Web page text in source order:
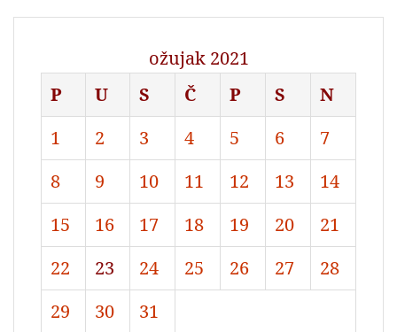
ožujak 2021
P
U S Č P S
N
1
2 3 4 5 6
7
8
9 10 11 12 13
14
15
16 17 18 19 20
21
22
23 24 25 26 27
28
29
30 31